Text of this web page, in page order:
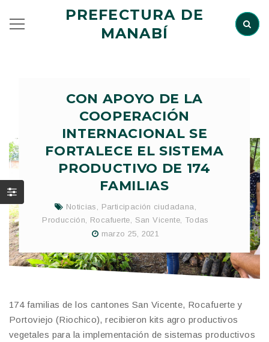
PREFECTURA DE
MANABÍ
CON APOYO DE LA
COOPERACIÓN
INTERNACIONAL SE
FORTALECE EL SISTEMA
PRODUCTIVO DE 174
FAMILIAS
Noticias , Participación ciudadana,
Producción, Rocafuerte, San Vicente, Todas
marzo 25, 2021
174 familias de los cantones San Vicente, Rocafuerte y
Portoviejo (Riochico), recibieron kits agro productivos
vegetales para la implementación de sistemas productivos